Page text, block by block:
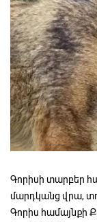
Գորիսի տարբեր
մարդկանց վրա,
Գորիս համայնքի